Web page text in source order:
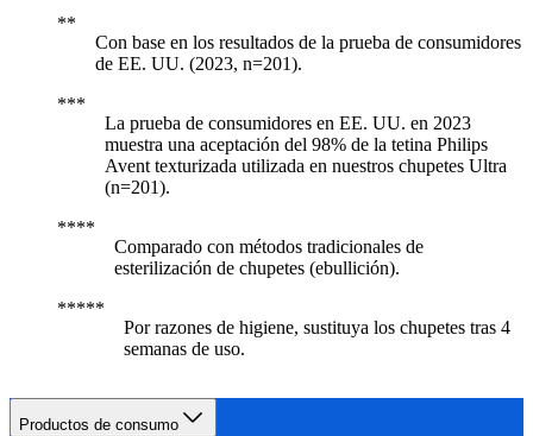
Con base en los resultados de la prueba de consumidores
de EE. UU. (2023, n=201).
La prueba de consumidores en EE. UU. en 2023
muestra una aceptación del 98% de la tetina Philips
Avent texturizada utilizada en nuestros chupetes Ultra
(n=201).
Comparado con métodos tradicionales de
esterilización de chupetes (ebullición).
Por razones de higiene, sustituya los chupetes tras 4
semanas de uso.
Productos de consumo